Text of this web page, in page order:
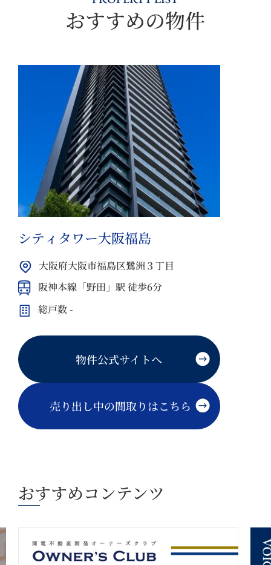
おすすめの物件
シティタワー大阪福島
大阪府大阪市福島区鷺洲３丁目
阪神本線「野田」駅 徒歩6分
総戸数 -
物件公式サイトへ
売り出し中の間取りはこちら
おすすめコンテンツ